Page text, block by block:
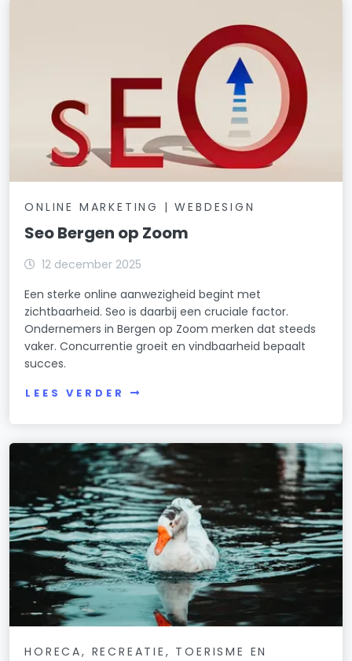
ONLINE MARKETING | WEBDESIGN
Seo Bergen op Zoom
12 december 2025
Een sterke online aanwezigheid begint met
zichtbaarheid. Seo is daarbij een cruciale factor.
Ondernemers in Bergen op Zoom merken dat steeds
vaker. Concurrentie groeit en vindbaarheid bepaalt
succes.
LEES VERDER
HORECA, RECREATIE, TOERISME EN